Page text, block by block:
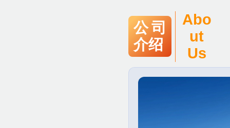
公司
介绍
Abo
ut
Us